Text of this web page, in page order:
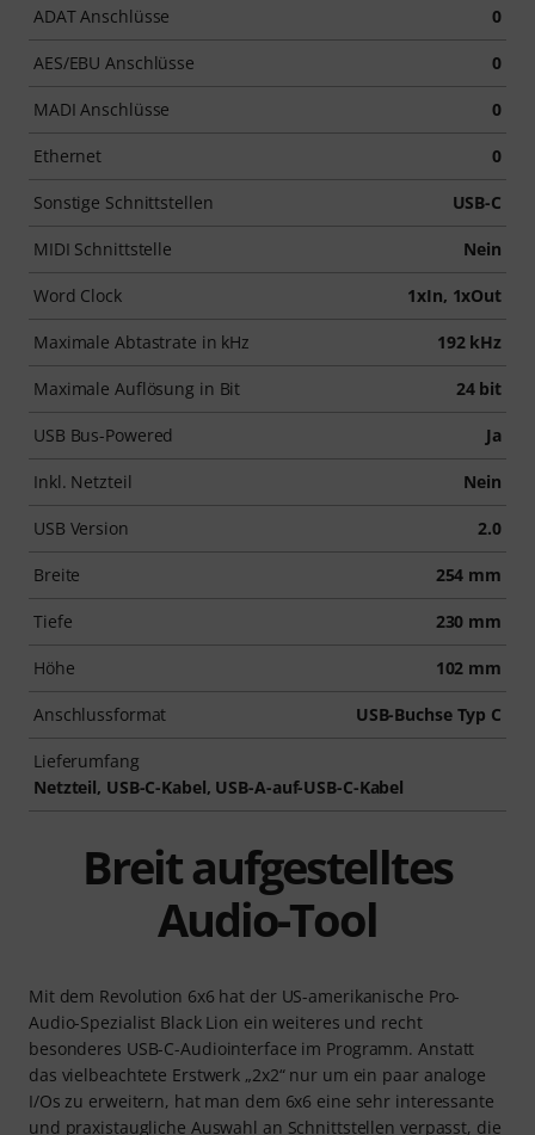
ADAT Anschlüsse 0
AES/EBU Anschlüsse 0
MADI Anschlüsse 0
Ethernet 0
Sonstige Schnittstellen USB-C
MIDI Schnittstelle Nein
Word Clock 1xIn, 1xOut
Maximale Abtastrate in kHz 192 kHz
Maximale Auflösung in Bit 24 bit
USB Bus-Powered Ja
Inkl. Netzteil Nein
USB Version 2.0
Breite 254 mm
Tiefe 230 mm
Höhe 102 mm
Anschlussformat USB-Buchse Typ C
Lieferumfang
Netzteil, USB-C-Kabel, USB-A-auf-USB-C-Kabel
Breit aufgestelltes
Audio-Tool
Mit dem Revolution 6x6 hat der US-amerikanische Pro-
Audio-Spezialist Black Lion ein weiteres und recht
besonderes USB-C-Audiointerface im Programm. Anstatt
das vielbeachtete Erstwerk „2x2“ nur um ein paar analoge
I/Os zu erweitern, hat man dem 6x6 eine sehr interessante
und praxistaugliche Auswahl an Schnittstellen verpasst, die